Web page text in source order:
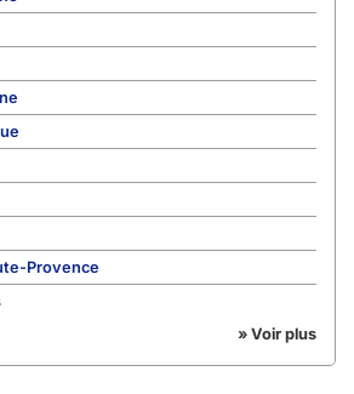
Provence
» Voir plus